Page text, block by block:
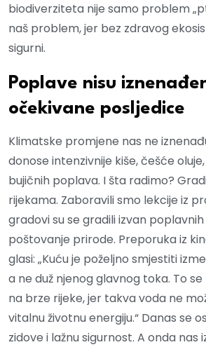
biodiverziteta nije samo problem
naš problem, jer bez zdravog
sigurni.
Poplave nisu
očekivane posljedice
Klimatske promjene nas ne
donose intenzivnije kiše, češće
bujičnih poplava. I šta radimo?
rijekama. Zaboravili smo lekcije iz
gradovi su se gradili izvan poplavnih
poštovanje prirode. Preporuka iz
glasi: „Kuću je poželjno smjestiti
a ne duž njenog glavnog toka. To
na brze rijeke, jer takva voda ne
vitalnu životnu energiju.“ Danas se
zidove i lažnu sigurnost. A onda nas